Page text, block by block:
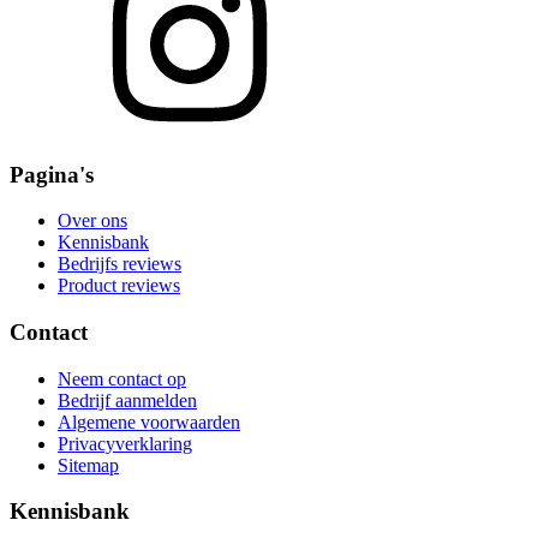
Pagina's
Over ons
Kennisbank
Bedrijfs reviews
Product reviews
Contact
Neem contact op
Bedrijf aanmelden
Algemene voorwaarden
Privacyverklaring
Sitemap
Kennisbank